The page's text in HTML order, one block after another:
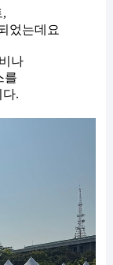
,
었는데요
나
를
다.